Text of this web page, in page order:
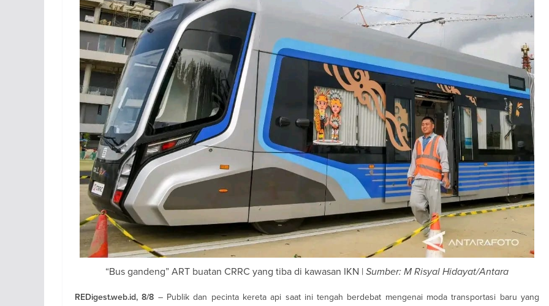
“Bus gandeng” ART buatan CRRC yang tiba di kawasan IKN | Sumber: M Risyal Hidayat/Antara
REDigest.web.id, 8/8 – Publik dan pecinta kereta api saat ini tengah berdebat mengenai moda transportasi baru yang